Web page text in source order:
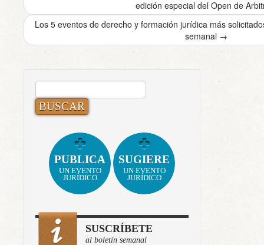
edición especial del Open de
Los 5 eventos de derecho y formación jurídica más
semanal →
BUSCAR:
PUBLICA
UN EVENTO
JURÍDICO
SUGIERE
UN EVENTO
JURÍDICO
SUSCRÍBETE
al boletín semanal